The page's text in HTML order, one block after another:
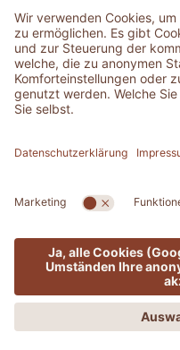
Nur
Adler Shop
Sitemap
Impressum
Cookie-